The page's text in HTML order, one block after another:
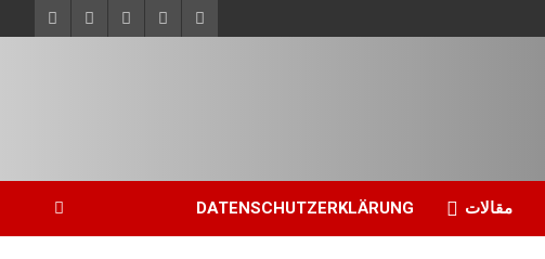
مقالات DATENSCHUTZERKLÄRUNG